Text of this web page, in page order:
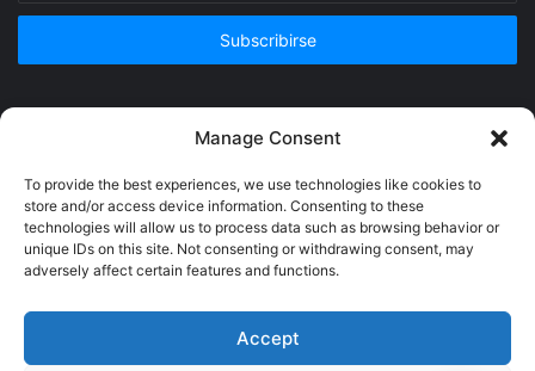
Manage Consent
To provide the best experiences, we use technologies like cookies to
store and/or access device information. Consenting to these
technologies will allow us to process data such as browsing behavior or
unique IDs on this site. Not consenting or withdrawing consent, may
adversely affect certain features and functions.
Accept
correo